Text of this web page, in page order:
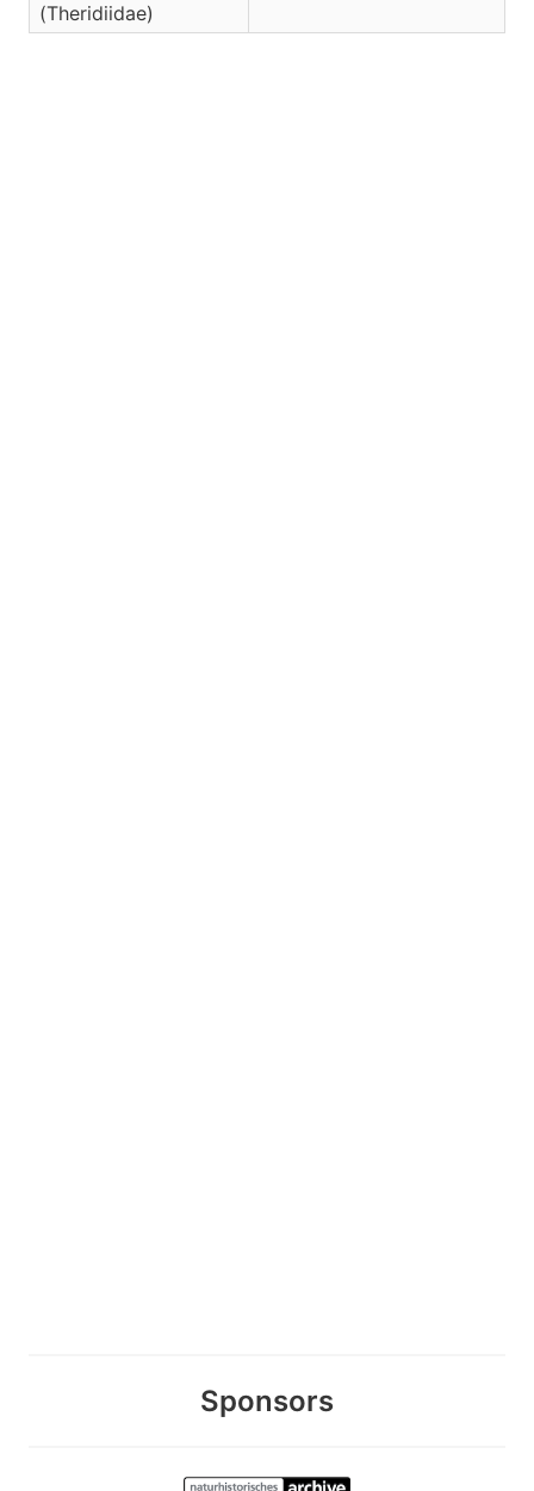
(Theridiidae)
Sponsors